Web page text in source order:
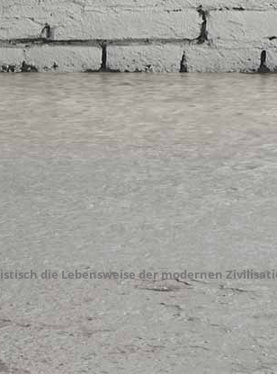
die Lebensweise der modernen